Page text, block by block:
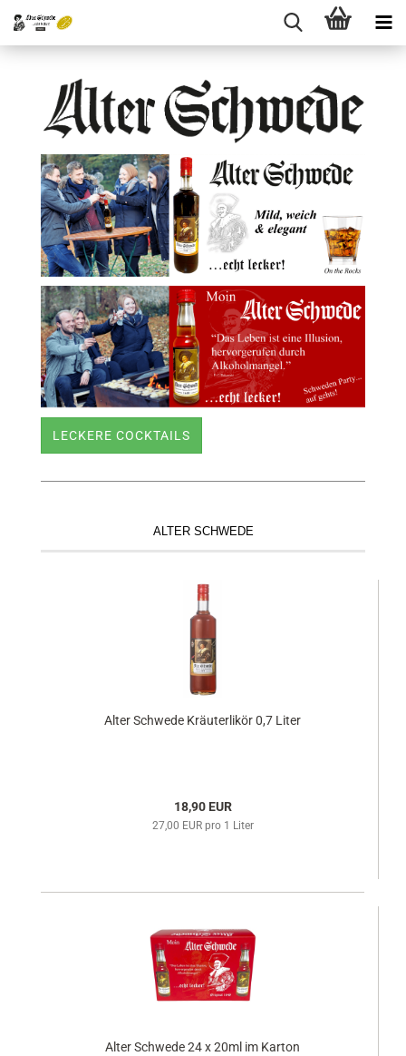
LECKERE COCKTAILS
ALTER SCHWEDE
Alter Schwede Kräuterlikör 0,7 Liter
18,90 EUR
27,00 EUR pro 1 Liter
Alter Schwede 24 x 20ml im Karton